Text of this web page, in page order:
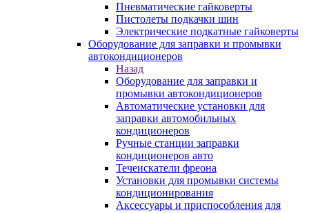
Пневматические гайковерты
Пистолеты подкачки шин
Электрические подкатные гайковерты
Оборудование для заправки и промывки
автокондиционеров
Назад
Оборудование для заправки и
промывки автокондиционеров
Автоматические установки для
заправки автомобильных
кондиционеров
Ручные станции заправки
кондиционеров авто
Течеискатели фреона
Установки для промывки системы
кондиционирования
Аксессуары и приспособления для